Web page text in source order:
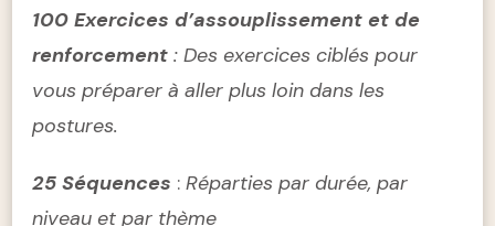
100 Exercices d’assouplissement et de
renforcement : Des exercices ciblés pour
vous préparer à aller plus loin dans les
postures.
25 Séquences : Réparties par durée, par
niveau et par thème